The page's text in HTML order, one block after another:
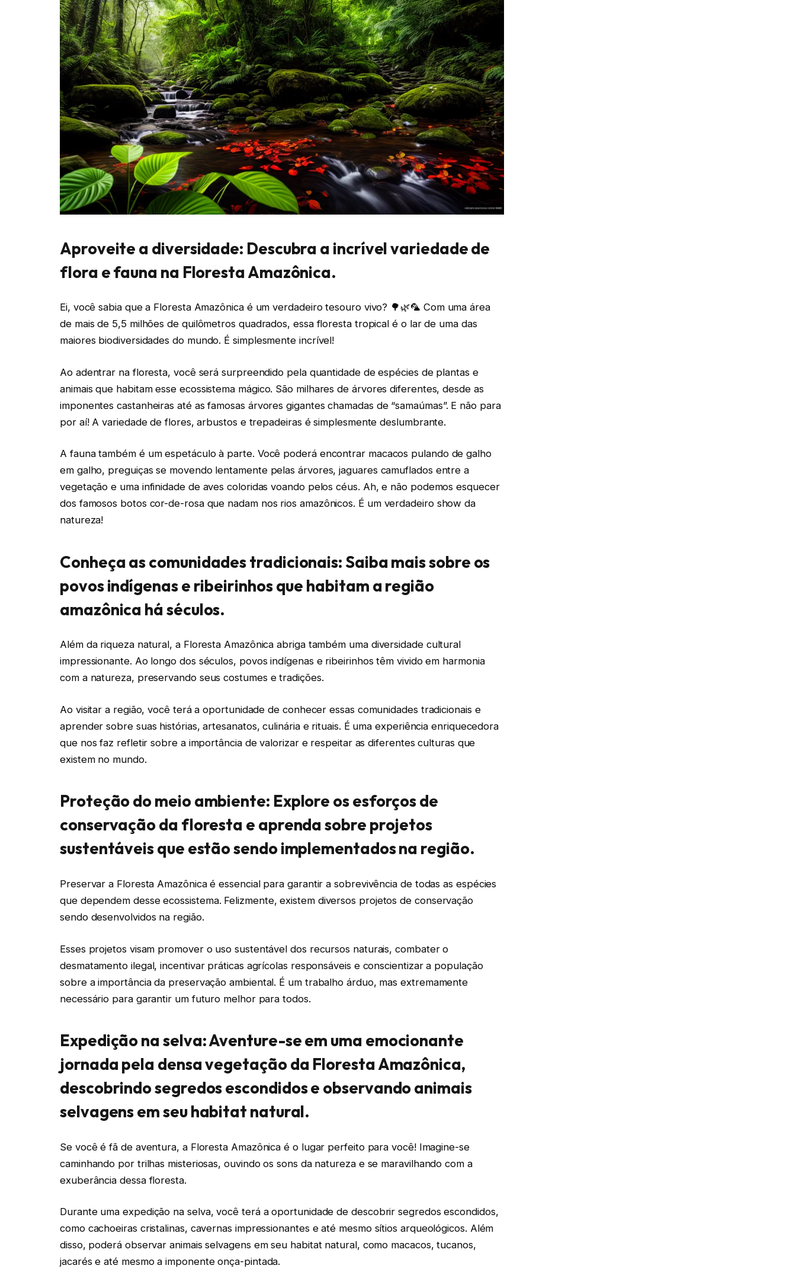
Aproveite a diversidade: Descubra a incrível variedade de
flora e fauna na Floresta Amazônica.
Ei, você sabia que a Floresta Amazônica é um verdadeiro tesouro vivo? 🌳🌿🦜 Com uma área
de mais de 5,5 milhões de quilômetros quadrados, essa floresta tropical é o lar de uma das
maiores biodiversidades do mundo. É simplesmente incrível!
Ao adentrar na floresta, você será surpreendido pela quantidade de espécies de plantas e
animais que habitam esse ecossistema mágico. São milhares de árvores diferentes, desde as
imponentes castanheiras até as famosas árvores gigantes chamadas de “samaúmas”. E não para
por aí! A variedade de flores, arbustos e trepadeiras é simplesmente deslumbrante.
A fauna também é um espetáculo à parte. Você poderá encontrar macacos pulando de galho
em galho, preguiças se movendo lentamente pelas árvores, jaguares camuflados entre a
vegetação e uma infinidade de aves coloridas voando pelos céus. Ah, e não podemos esquecer
dos famosos botos cor-de-rosa que nadam nos rios amazônicos. É um verdadeiro show da
natureza!
Conheça as comunidades tradicionais: Saiba mais sobre os
povos indígenas e ribeirinhos que habitam a região
amazônica há séculos.
Além da riqueza natural, a Floresta Amazônica abriga também uma diversidade cultural
impressionante. Ao longo dos séculos, povos indígenas e ribeirinhos têm vivido em harmonia
com a natureza, preservando seus costumes e tradições.
Ao visitar a região, você terá a oportunidade de conhecer essas comunidades tradicionais e
aprender sobre suas histórias, artesanatos, culinária e rituais. É uma experiência enriquecedora
que nos faz refletir sobre a importância de valorizar e respeitar as diferentes culturas que
existem no mundo.
Proteção do meio ambiente: Explore os esforços de
conservação da floresta e aprenda sobre projetos
sustentáveis ​​que estão sendo implementados na região.
Preservar a Floresta Amazônica é essencial para garantir a sobrevivência de todas as espécies
que dependem desse ecossistema. Felizmente, existem diversos projetos de conservação
sendo desenvolvidos na região.
Esses projetos visam promover o uso sustentável dos recursos naturais, combater o
desmatamento ilegal, incentivar práticas agrícolas responsáveis e conscientizar a população
sobre a importância da preservação ambiental. É um trabalho árduo, mas extremamente
necessário para garantir um futuro melhor para todos.
Expedição na selva: Aventure-se em uma emocionante
jornada pela densa vegetação da Floresta Amazônica,
descobrindo segredos escondidos e observando animais
selvagens em seu habitat natural.
Se você é fã de aventura, a Floresta Amazônica é o lugar perfeito para você! Imagine-se
caminhando por trilhas misteriosas, ouvindo os sons da natureza e se maravilhando com a
exuberância dessa floresta.
Durante uma expedição na selva, você terá a oportunidade de descobrir segredos escondidos,
como cachoeiras cristalinas, cavernas impressionantes e até mesmo sítios arqueológicos. Além
disso, poderá observar animais selvagens em seu habitat natural, como macacos, tucanos,
jacarés e até mesmo a imponente onça-pintada.